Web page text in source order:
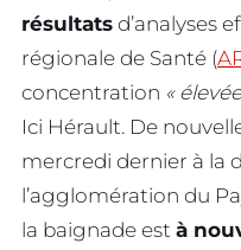
résultats d’analyses
régionale de Santé (
concentration «
Ici Hérault. De
mercredi dernier à la
l’agglomération du
la baignade est à